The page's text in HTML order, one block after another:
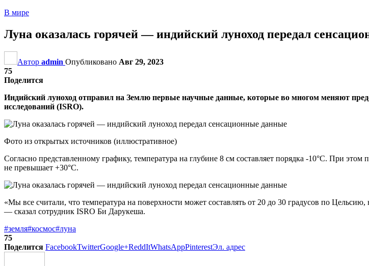
В мире
Луна оказалась горячей — индийский луноход передал
Автор admin Опубликовано Авг 29, 2023
75
Поделится
Индийский луноход отправил на Землю первые научные данные, которые во многом меняют
исследований (ISRO).
Фото из открытых источников (иллюстративное)
Согласно представленному графику, температура на глубине 8 см составляет порядка -10°C. При
не превышает +30°C.
«Мы все считали, что температура на поверхности может составлять от 20 до 30 градусов по
— сказал сотрудник ISRO Би Дарукеша.
#земля#космос#луна
75
Поделится FacebookTwitterGoogle+ReddItWhatsAppPinterestЭл. адрес